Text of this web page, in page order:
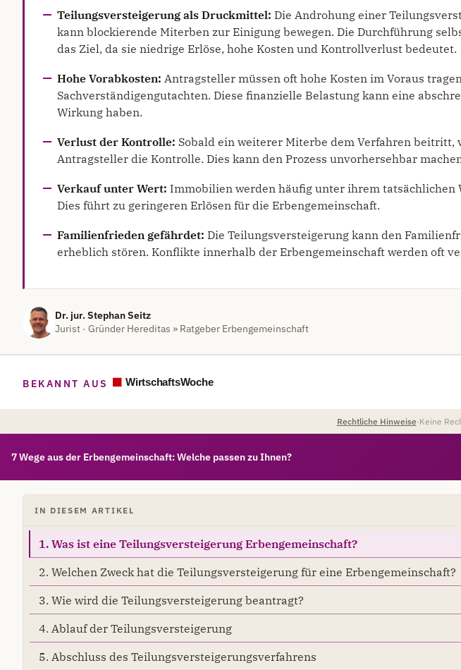
Teilungsversteigerung als Druckmittel: Die Androhung einer
kann blockierende Miterben zur Einigung bewegen. Die Durchführung
das Ziel, da sie niedrige Erlöse, hohe Kosten und Kontrollverlust bedeutet.
Hohe Vorabkosten: Antragsteller müssen oft hohe Kosten im Voraus
Sachverständigengutachten. Diese finanzielle Belastung kann eine
Wirkung haben.
Verlust der Kontrolle: Sobald ein weiterer Miterbe dem Verfahren beitritt,
Antragsteller die Kontrolle. Dies kann den Prozess unvorhersehbar
Verkauf unter Wert: Immobilien werden häufig unter ihrem tatsächlichen
Dies führt zu geringeren Erlösen für die Erbengemeinschaft.
Familienfrieden gefährdet: Die Teilungsversteigerung kann den
erheblich stören. Konflikte innerhalb der Erbengemeinschaft werden oft
Dr. jur. Stephan Seitz
Jurist · Gründer Hereditas » Ratgeber Erbengemeinschaft
BEKANNT AUS
Rechtliche Hinweise·Keine
7 Wege aus der Erbengemeinschaft: Welche passen zu Ihnen?
IN DIESEM ARTIKEL
1. Was ist eine Teilungsversteigerung Erbengemeinschaft?
2. Welchen Zweck hat die Teilungsversteigerung für eine Erbengemeinschaft?
3. Wie wird die Teilungsversteigerung beantragt?
4. Ablauf der Teilungsversteigerung
5. Abschluss des Teilungsversteigerungsverfahrens